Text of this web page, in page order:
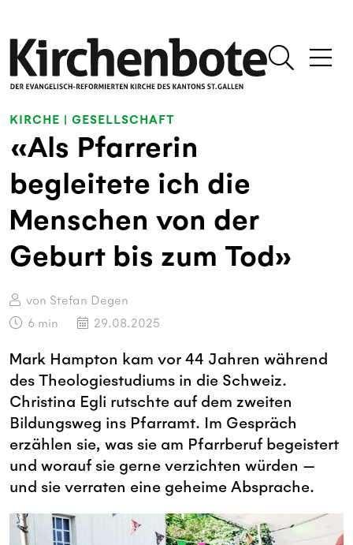
KIRCHE | GESELLSCHAFT
«Als Pfarrerin
begleitete ich die
Menschen von der
Geburt bis zum Tod»
von Stefan Degen
6 min 29.08.2025
Mark Hampton kam vor 44 Jahren während
des Theologiestudiums in die Schweiz.
Christina Egli rutschte auf dem zweiten
Bildungsweg ins Pfarramt. Im Gespräch
erzählen sie, was sie am Pfarrberuf begeistert
und worauf sie gerne verzichten würden —
und sie verraten eine geheime Absprache.